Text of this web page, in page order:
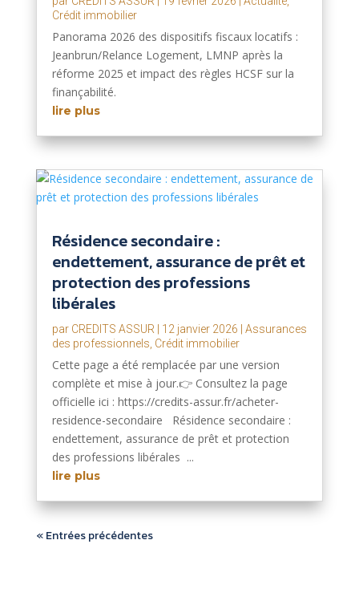
Crédit immobilier
Panorama 2026 des dispositifs fiscaux locatifs :
Jeanbrun/Relance Logement, LMNP après la
réforme 2025 et impact des règles HCSF sur la
finançabilité.
lire plus
Résidence secondaire :
endettement, assurance de prêt et
protection des professions
libérales
par CREDITS ASSUR| 12 janvier 2026
Assurances
des professionnels, Crédit immobilier
Cette page a été remplacée par une version
complète et mise à jour.👉 Consultez la page
officielle ici : https://credits-assur.fr/acheter-
residence-secondaire Résidence secondaire :
endettement, assurance de prêt et protection
des professions libérales ...
lire plus
« Entrées précédentes